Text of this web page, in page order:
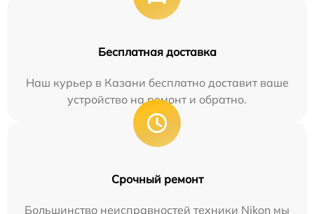
Бесплатная доставка
Наш курьер в Казани бесплатно доставит ваше
устройство на ремонт и обратно.
Срочный ремонт
Большинство неисправностей техники Nikon мы